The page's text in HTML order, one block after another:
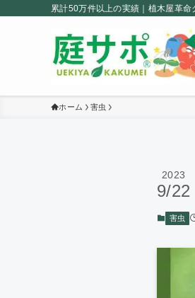
累計50万件以上の実績｜植木屋革
ホーム 害虫
2023
9/22
害虫